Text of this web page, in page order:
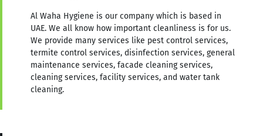
Al Waha Hygiene is our company which is based in
UAE. We all know how important cleanliness is for us.
We provide many services like pest control services,
termite control services, disinfection services, general
maintenance services, facade cleaning services,
cleaning services, facility services, and water tank
cleaning.